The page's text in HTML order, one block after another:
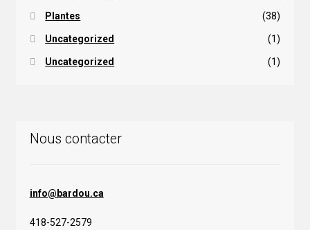
Plantes (38)
Uncategorized (1)
Uncategorized (1)
Nous contacter
info@bardou.ca
418-527-2579